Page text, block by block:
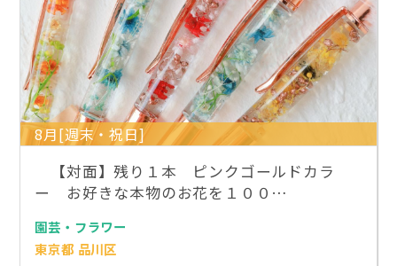
8月[週末・祝日]
【対面】残り１本 ピンクゴールドカラ
ー お好きな本物のお花を１００…
園芸・フラワー
東京都 品川区